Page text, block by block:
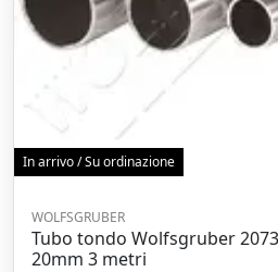
In arrivo / Su ordinazione
WOLFSGRUBER
Tubo tondo Wolfsgruber
20mm 3 metri